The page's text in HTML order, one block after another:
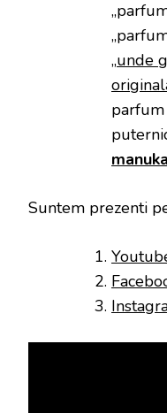
„unde
parfum
manuka
Suntem prezenti